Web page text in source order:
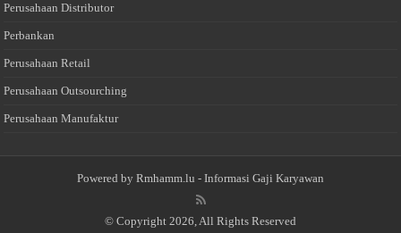
Perusahaan Distributor
Perbankan
Perusahaan Retail
Perusahaan Outsourching
Perusahaan Manufaktur
Powered by Rmhamm.lu - Informasi Gaji Karyawan
© Copyright 2026, All Rights Reserved